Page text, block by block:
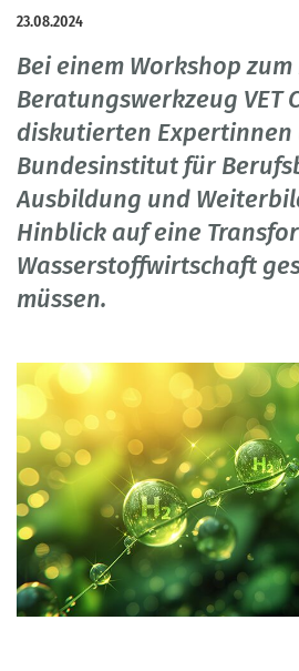
23.08.2024
Bei einem Workshop
Beratungswerkzeug VET
diskutierten Expertinnen
Bundesinstitut für
Ausbildung und
Hinblick auf eine
Wasserstoffwirtschaft
müssen.